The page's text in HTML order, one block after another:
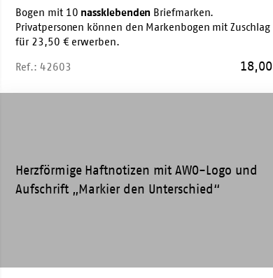
Bogen mit 10 nassklebenden Briefmarken.
Privatpersonen können den Markenbogen mit Zuschlag
für 23,50 € erwerben.
Ref.: 42603 18,00